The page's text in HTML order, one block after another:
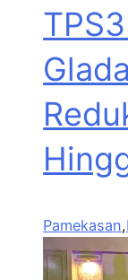
Pamekasan,